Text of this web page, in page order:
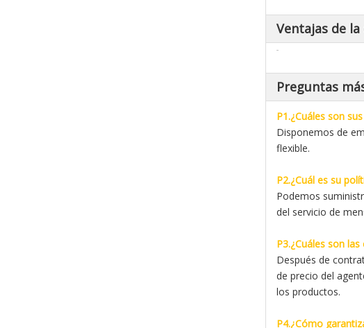
Ventajas de
Preguntas
P1.¿Cuáles son
Disponemos de
flexible.
P2.¿Cuál es su
Podemos
del servicio de
P3.¿Cuáles son
Después de
de precio del
los productos.
P4.¿Cómo